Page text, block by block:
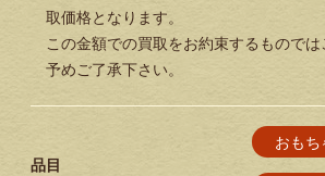
取価格となります。
この金額での買取をお約束するものでは
予めご了承下さい。
品目
おもち